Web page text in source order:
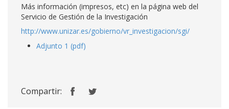
Más información (impresos, etc) en la página web del
Servicio de Gestión de la Investigación
http://www.unizar.es/gobierno/vr_investigacion/sgi/
Adjunto 1 (pdf)
Compartir: